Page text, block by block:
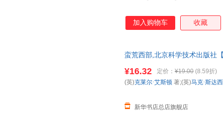
加入购物车 收藏
蛮荒西部,北京科学技术出版社
¥16.32 定价： ¥19.00 (8.59折)
新华书店总店旗舰店
(英)克莱尔·艾斯顿 著;(英)马克·斯达西